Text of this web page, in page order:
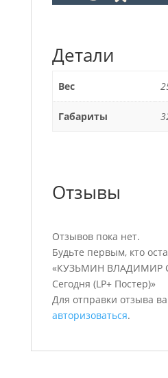
Детали
Вес
Габариты
Отзывы
Отзывов пока нет.
Будьте первым, кто
«КУЗЬМИН ВЛАДИМИР
Сегодня (LP+ Постер)»
Для отправки отзыва
авторизоваться.